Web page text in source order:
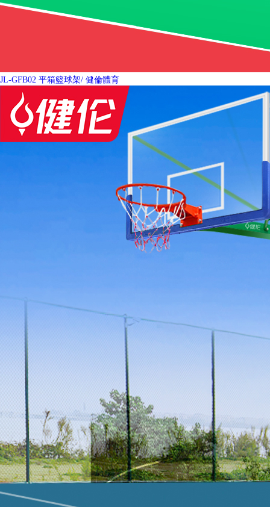
JL-GFB02 平箱籃球架/ 健倫體育